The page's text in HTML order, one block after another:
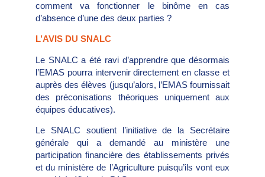
comment va fonctionner le binôme en cas
d’absence d’une des deux parties ?
L’AVIS DU SNALC
Le SNALC a été ravi d’apprendre que désormais
l’EMAS pourra intervenir directement en classe et
auprès des élèves (jusqu’alors, l’EMAS fournissait
des préconisations théoriques uniquement aux
équipes éducatives).
Le SNALC soutient l’initiative de la Secrétaire
générale qui a demandé au ministère une
participation financière des établissements privés
et du ministère de l’Agriculture puisqu’ils vont eux